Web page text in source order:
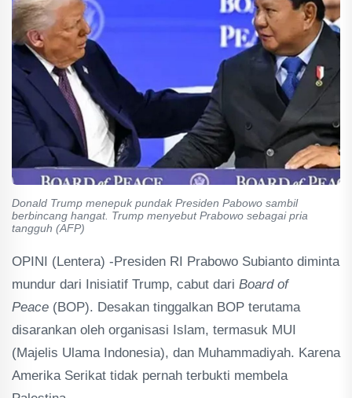
Donald Trump menepuk pundak Presiden Pabowo sambil
berbincang hangat. Trump menyebut Prabowo sebagai pria
tangguh (AFP)
OPINI (Lentera) -Presiden RI Prabowo Subianto diminta
mundur dari Inisiatif Trump, cabut dari Board of
Peace (BOP). Desakan tinggalkan BOP terutama
disarankan oleh organisasi Islam, termasuk MUI
(Majelis Ulama Indonesia), dan Muhammadiyah. Karena
Amerika Serikat tidak pernah terbukti membela